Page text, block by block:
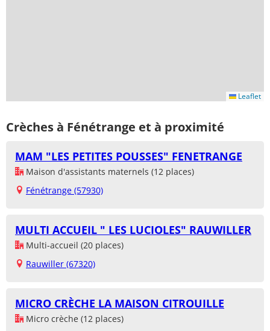
Leaflet
Crèches à Fénétrange et à proximité
MAM "LES PETITES POUSSES" FENETRANGE
Maison d'assistants maternels (12 places)
Fénétrange (57930)
MULTI ACCUEIL " LES LUCIOLES" RAUWILLER
Multi-accueil (20 places)
Rauwiller (67320)
MICRO CRÈCHE LA MAISON CITROUILLE
Micro crèche (12 places)